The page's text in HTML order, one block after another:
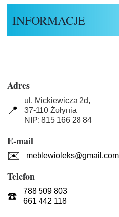
INFORMACJE
Adres
📍
ul. Mickiewicza 2d,
37-110 Żołynia
NIP: 815 166 28 84
E-mail
✉️ meblewioleks@gmail.com
Telefon
☎️
788 509 803
661 442 118